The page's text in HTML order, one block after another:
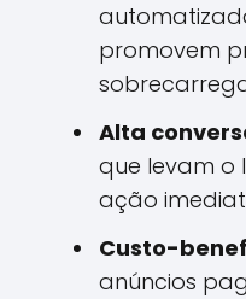
promovem
Alta
que levam o
ação
Custo-
anúncios